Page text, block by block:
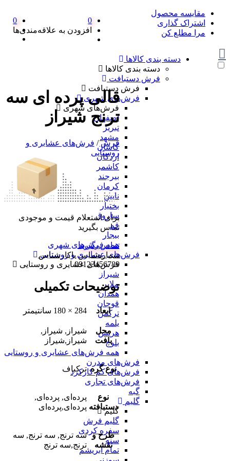
مقایسه محصول
اشتراک گذاری
مرا مطلع کن
0
افزودن به علاقه‌مندی‌ها
0
دسته بندی کالاها
دسته بندی کالاها
فرش دستبافت
فرش دستبافت
فرش‌های شهری
فرش‌های شهری
اصفهان
تبریز
مشهد
کاشان
اردکان
کاشمر
بیرجند
کرمان
نایین
بختیار
ساروق
قم
بیجار
همه فرش‌های شهری
فرش‌های عشایری و روستایی
فرش‌های عشایری و روستایی
شیراز
ملایر
همدان
قوچان
ترکمن
یلمه
هریس
بلوچ
همه فرش‌های عشایری و روستایی
فرش‌های مدرن
فرش‌های کم کارکرد
فرش‌های تجاری
گبه
گلیم
گلیم
گلیم فرش
سفره کردی
سنه
تمام ابریشم
قالی پرده ای سه
ترنج شیراز
فرش/ فرش‌های عشایری و
روستایی
برای استعلام قیمت و موجودی
تماس بگیرید
تماس بگیرید
شماره‌تماس‌ با‌کارشناس
09123456789
توضیحات تکمیلی
ابعاد 284 × 180 سانتیمتر
محل
بافت
شیراز, شیراز,
شیراز,شیراز
نوع گره ترکباف
نوع
دستبافته
پرده‌ای, پرده‌ای,
پرده‌ای,پرده‌ای
طرح و
نقشه
سه ترنج, سه ترنج, سه
ترنج,سه ترنج